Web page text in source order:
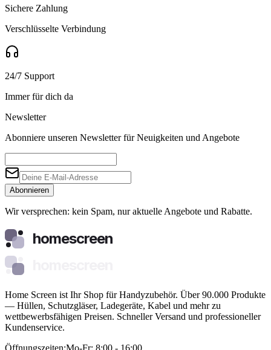
Sichere Zahlung
Verschlüsselte Verbindung
24/7 Support
Immer für dich da
Newsletter
Abonniere unseren Newsletter für Neuigkeiten und Angebote
Abonnieren
Wir versprechen: kein Spam, nur aktuelle Angebote und Rabatte.
homescreen
Home Screen ist Ihr Shop für Handyzubehör. Über 90.000 Produkte
— Hüllen, Schutzgläser, Ladegeräte, Kabel und mehr zu
wettbewerbsfähigen Preisen. Schneller Versand und professioneller
Kundenservice.
Öffnungszeiten:Mo-Fr: 8:00 - 16:00